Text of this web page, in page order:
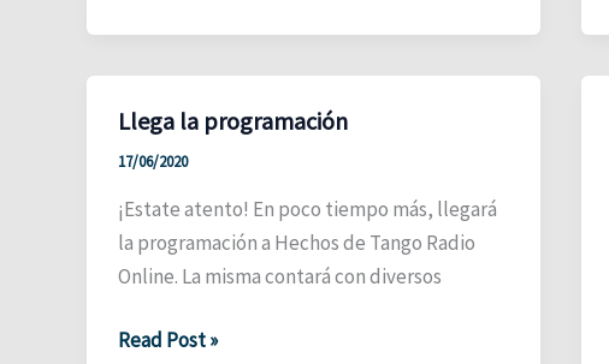
Llega la programación
17/06/2020
¡Estate atento! En poco tiempo más, llegará
la programación a Hechos de Tango Radio
Online. La misma contará con diversos
Llega
Read Post »